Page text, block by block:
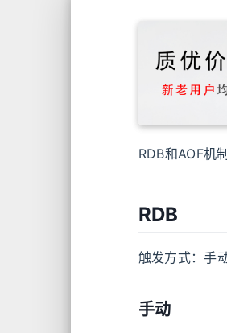
RDB和AOF机
RDB
触发方式：手
手动